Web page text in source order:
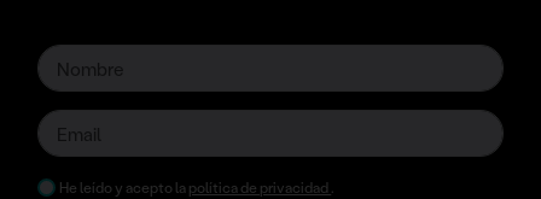
He leído y acepto la política de privacidad .